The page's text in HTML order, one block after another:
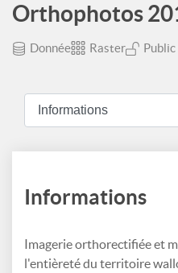
Orthophotos
Donnée Raster Public
Informations
Imagerie orthorectifiée et
l'entièreté du territoire